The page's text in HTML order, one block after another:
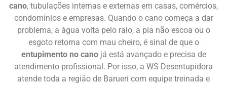
cano, tubulações internas e externas em casas, comércios,
condomínios e empresas. Quando o cano começa a dar
problema, a água volta pelo ralo, a pia não escoa ou o
esgoto retorna com mau cheiro, é sinal de que o
entupimento no canojá está avançado e precisa de
atendimento profissional. Por isso, a WS Desentupidora
atende toda a região de Barueri com equipe treinada e